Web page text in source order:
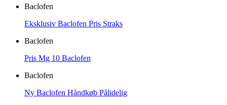
Baclofen
Eksklusiv Baclofen Pris Straks
Baclofen
Pris Mg 10 Baclofen
Baclofen
Ny Baclofen Håndkøb Pålidelig